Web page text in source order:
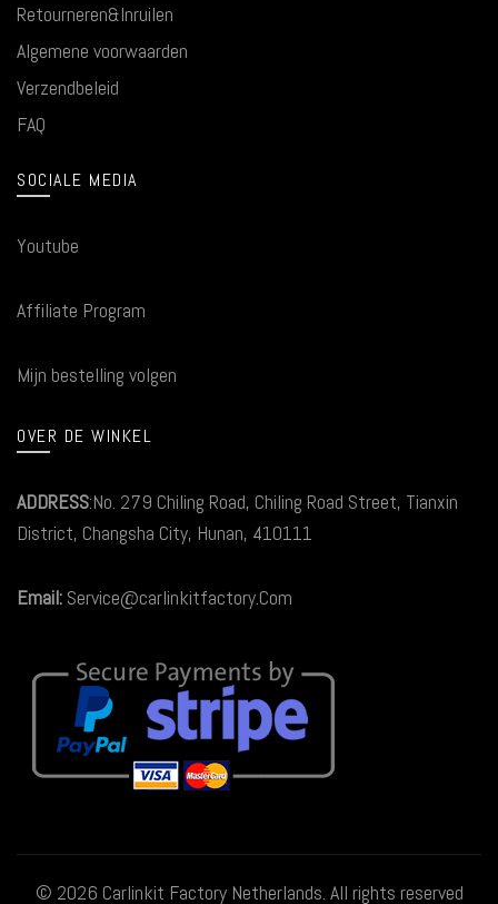
Retourneren&Inruilen
Algemene voorwaarden
Verzendbeleid
FAQ
SOCIALE MEDIA
Youtube
Affiliate Program
Mijn bestelling volgen
OVER DE WINKEL
ADDRESS:No. 279 Chiling Road, Chiling Road Street, Tianxin
District, Changsha City, Hunan, 410111
Email: Service@carlinkitfactory.Com
© 2026 Carlinkit Factory Netherlands. All rights reserved